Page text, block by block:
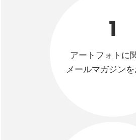
1
アートフォトに
メールマガジン